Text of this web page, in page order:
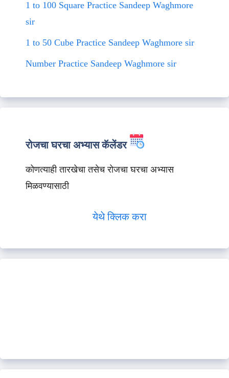
1 to 100 Square Practice Sandeep Waghmore
sir
1 to 50 Cube Practice Sandeep Waghmore sir
Number Practice Sandeep Waghmore sir
रोजचा घरचा अभ्यास कॅलेंडर
कोणत्याही तारखेचा तसेच रोजचा घरचा अभ्यास
मिळवण्यासाठी
येथे क्लिक करा